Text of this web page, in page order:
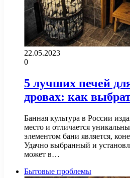
22.05.2023
0
5 лучших печей
дровах: как
Банная культура в России
место и отличается
элементом бани является,
Удачно выбранный и
может в…
Бытовые проблемы